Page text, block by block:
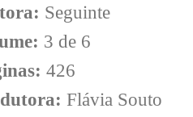
Seguinte
3 de 6
426
Flávia Souto